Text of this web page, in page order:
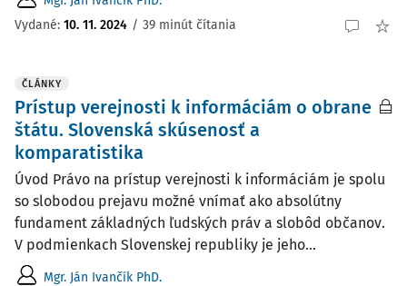
Vydané: 10. 11. 2024 / 39 minút čítania
ČLÁNKY
Prístup verejnosti k informáciám o obrane
štátu. Slovenská skúsenosť a
komparatistika
Úvod Právo na prístup verejnosti k informáciám je spolu
so slobodou prejavu možné vnímať ako absolútny
fundament základných ľudských práv a slobôd občanov.
V podmienkach Slovenskej republiky je jeho...
Mgr. Ján Ivančík PhD.